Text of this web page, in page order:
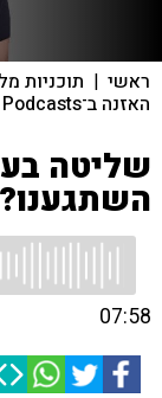
ראשי | תוכניות
האזנה ב־Apple Podcasts
שליטה
07:58